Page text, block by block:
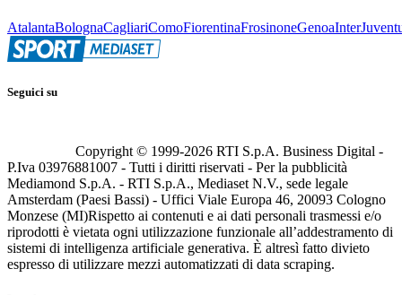
AtalantaBolognaCagliariComoFiorentinaFrosinoneGenoaInter
Seguici su
Copyright © 1999-2026 RTI S.p.A. Business Digital -
P.Iva 03976881007 - Tutti i diritti riservati - Per la pubblicità
Mediamond S.p.A. - RTI S.p.A., Mediaset N.V., sede legale
Amsterdam (Paesi Bassi) - Uffici Viale Europa 46, 20093 Cologno
Monzese (MI)Rispetto ai contenuti e ai dati personali trasmessi e/o
riprodotti è vietata ogni utilizzazione funzionale all’addestramento di
sistemi di intelligenza artificiale generativa. È altresì fatto divieto
espresso di utilizzare mezzi automatizzati di data scraping.